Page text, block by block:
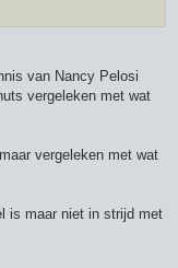
van Nancy Pelosi
vergeleken met wat
vergeleken met wat
is maar niet in strijd met